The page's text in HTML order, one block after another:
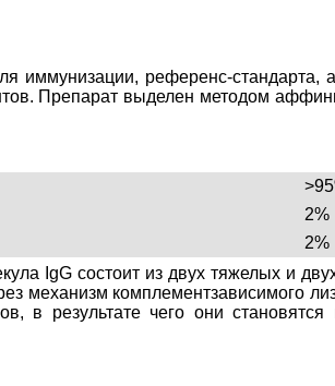
иммунизации, референс-стандарта,
Препарат выделен методом
2%
2%
IgG состоит из двух тяжелых и
механизм комплементзависимого
результате чего они становятся